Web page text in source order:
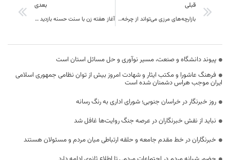
قبلی
بازارچه‌های مرزی می‌تواند از چرخه‌های مهم اقتصادی و عاملی برای توسعه صادرات تولیدات استان باشد
بعدی
آغاز هفته زن با سنت حسنه بازدید از سرای سالمندان
پیوند دانشگاه و صنعت، مسیر نوآوری و حل مسائل استان است
فرهنگ عاشورا و مکتب ایثار و شهادت امروز بیش از توان نظامی جمهوری اسلامی
ایران موجب هراس دشمنان شده است
روز خبرنگار در خراسان جنوبی؛ شورای اداری به رنگ رسانه
نباید از نقش خبرنگاران در عرصه جنگ روایت‌ها غافل شد
خبرنگاران در خط مقدم جامعه و حلقه ارتباطی میان مردم و مسئولان هستند